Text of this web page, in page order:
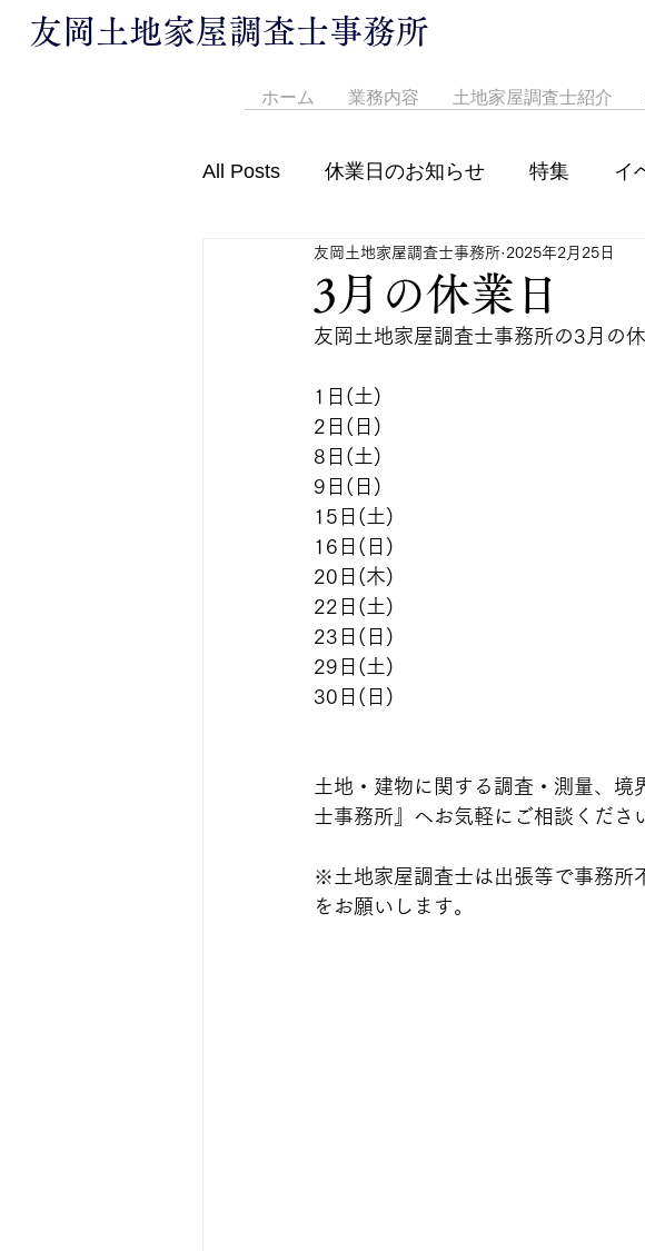
友岡土地家屋調査士事務所
ホーム
業務内容 土地家屋調査士紹介
All Posts 休業日のお知らせ 特集 イ
営業時間変更のお知らせ
3月の休業日
友岡土地家屋調査士事務所 2025年2月25日
友岡土地家屋調査士事務所の3月の
1日(土)
2日(日)
8日(土)
9日(日)
15日(土)
16日(日)
20日(木)
22日(土)
23日(日)
29日(土)
30日(日)
土地・建物に関する調査・測量、
士事務所』へお気軽にご相談くださ
※土地家屋調査士は出張等で事務所
をお願いします。